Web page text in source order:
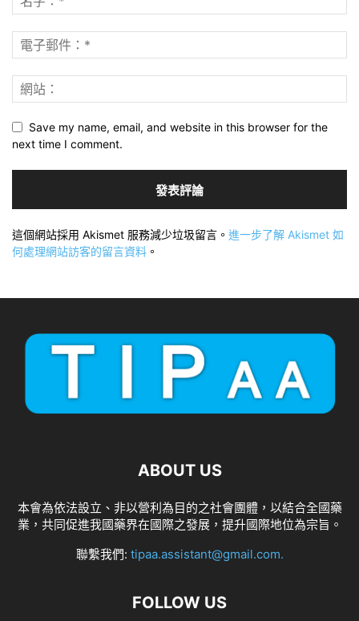
Save my name, email, and website in this browser for the
next time I comment.
這個網站採用 Akismet 服務減少垃圾留言。 進一步了解 Akismet 如
何處理網站訪客的留言資料 。
ABOUT US
本會為依法設立、非以營利為目的之社會團體，以結合全國藥
業，共同促進我國藥界在國際之發展，提升國際地位為宗旨。
聯繫我們: tipaa.assistant@gmail.com.
FOLLOW US